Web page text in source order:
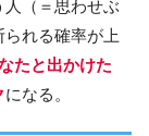
（＝思わせぶ
れる確率が上
なたと出かけた
になる。